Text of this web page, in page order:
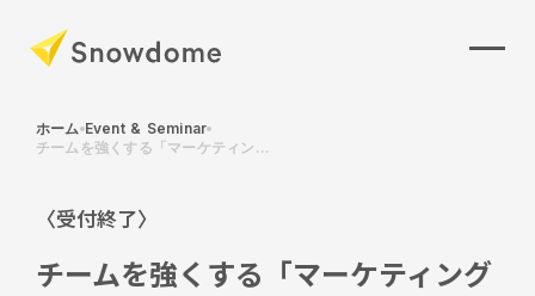
ホーム Event & Seminar
チームを強くする「マーケティン...
〈受付終了〉
チームを強くする「マーケティング